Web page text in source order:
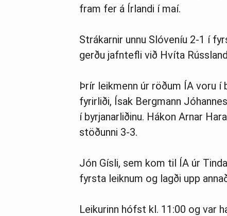
fram fer á Írlandi í maí.
Strákarnir unnu Slóveníu 2-1 í
gerðu jafntefli við Hvíta
Þrír leikmenn úr röðum ÍA voru í
fyrirliði, Ísak Bergmann
í byrjanarliðinu. Hákon Arnar
stöðunni 3-3.
Jón Gísli, sem kom til ÍA úr
fyrsta leiknum og lagði upp
Leikurinn hófst kl. 11:00 og var